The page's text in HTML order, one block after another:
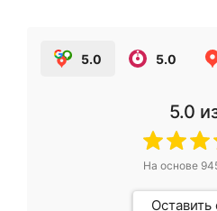
5.0 5.0
5.0
На основе
Оставить